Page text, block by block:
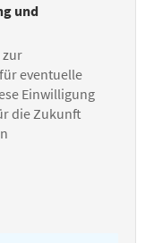
und
zur
eventuelle
Einwilligung
die Zukunft